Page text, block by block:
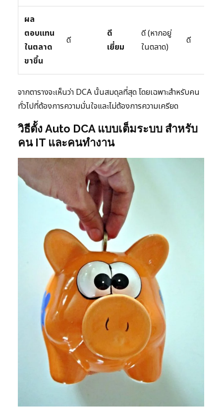
ผล
ตอบแทน
ในตลาด
ขาขึ้น
ดี
ดี
เยี่ยม
ดี (หากอยู่
ในตลาด)
ดี
จากตารางจะเห็นว่า DCA นั้นสมดุลที่สุด โดยเฉพาะสำหรับคน
ทั่วไปที่ต้องการความมั่นใจและไม่ต้องการความเครียด
วิธีตั้ง Auto DCA แบบเต็มระบบ สำหรับ
คน IT และคนทำงาน